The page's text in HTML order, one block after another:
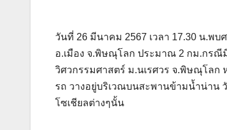
วันที่ 26 มีนาคม 2567 เวลา 17.30 น.
อ.เมือง จ.พิษณุโลก ประมาณ 2 กม.กร
วิศวกรรมศาสตร์ ม.นเรศวร จ.พิษณุโลก
รถ วางอยู่บริเวณบนสะพานข้ามน้ำน่าน
โซเชียลต่างๆนั้น